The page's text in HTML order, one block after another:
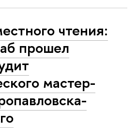
чтения:
прошел
мастер-